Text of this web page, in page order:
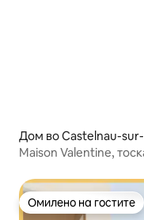
Дом во Castelnau-
Maison Valentine,
Омилено на гостите
Омилено на гостите